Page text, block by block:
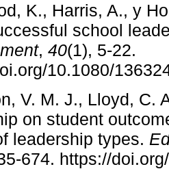
K., Harris, A., y
school
, 40(1), 5-22.
10.1080/
V. M. J., Lloyd, C.
on student
leadership types.
674. https://